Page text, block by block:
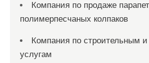
Компания по продаже
полимерпесчаных колпаков
Компания по строительным
услугам